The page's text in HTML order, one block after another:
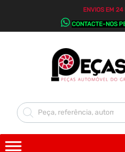
ENVIOS EM 24
CONTACTE-NOS